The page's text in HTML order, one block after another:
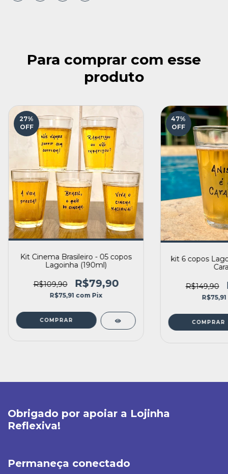
Para comprar com esse
produto
27%
OFF
Kit Cinema Brasileiro - 05 copos
Lagoinha (190ml)
R$109,90 R$79,90
R$75,91 com Pix
47%
OFF
kit 6 copos
R$149,90
R$75,91
Obrigado por apoiar a Lojinha
Reflexiva!
Permaneça conectado